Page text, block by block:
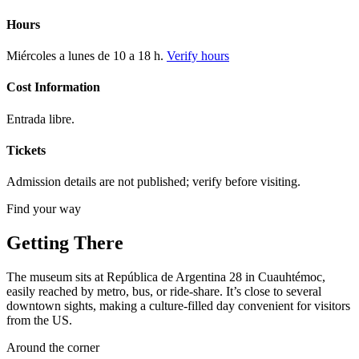
Hours
Miércoles a lunes de 10 a 18 h. Verify hours
Cost Information
Entrada libre.
Tickets
Admission details are not published; verify before visiting.
Find your way
Getting There
The museum sits at República de Argentina 28 in Cuauhtémoc,
easily reached by metro, bus, or ride-share. It’s close to several
downtown sights, making a culture-filled day convenient for visitors
from the US.
Around the corner